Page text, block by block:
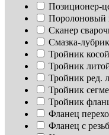
Позиционер-
Поролоновый
Сканер
Смазка-
Тройник
Тройник
Тройник ред.
Тройник
Тройник
Фланец
Фланец с